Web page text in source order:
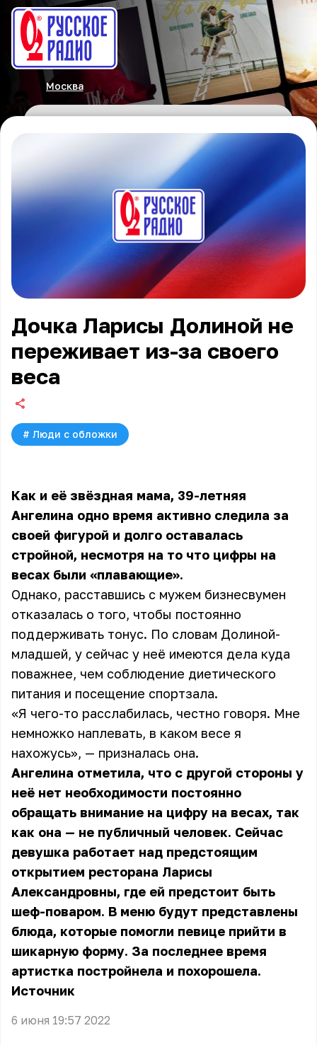
Москва
Дочка Ларисы Долиной не
переживает из-за своего
веса
# Люди с обложки
Как и её звёздная мама, 39-летняя
Ангелина одно время активно следила за
своей фигурой и долго оставалась
стройной, несмотря на то что цифры на
весах были «плавающие».
Однако, расставшись с мужем бизнесвумен
отказалась о того, чтобы постоянно
поддерживать тонус. По словам Долиной-
младшей, у сейчас у неё имеются дела куда
поважнее, чем соблюдение диетического
питания и посещение спортзала.
«Я чего-то расслабилась, честно говоря. Мне
немножко наплевать, в каком весе я
нахожусь», — призналась она.
Ангелина отметила, что с другой стороны у
неё нет необходимости постоянно
обращать внимание на цифру на весах, так
как она — не публичный человек. Сейчас
девушка работает над предстоящим
открытием ресторана Ларисы
Александровны, где ей предстоит быть
шеф-поваром. В меню будут представлены
блюда, которые помогли певице прийти в
шикарную форму. За последнее время
артистка постройнела и похорошела.
Источник
6 июня 19:57 2022